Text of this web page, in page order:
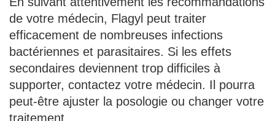
de votre médecin, Flagyl peut traiter
efficacement de nombreuses infections
bactériennes et parasitaires. Si les effets
secondaires deviennent trop difficiles à
supporter, contactez votre médecin. Il pourra
peut-être ajuster la posologie ou changer votre
traitement.